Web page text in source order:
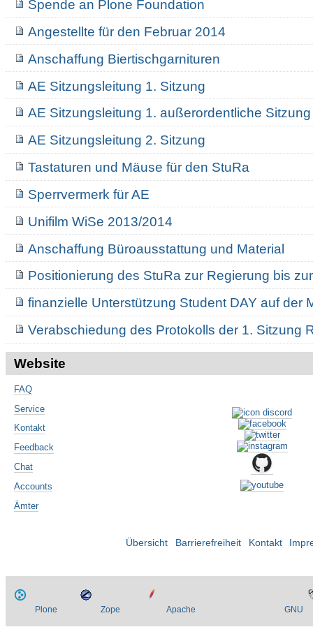
Spende an Plone Foundation
Angestellte für den Februar 2014
Anschaffung Biertischgarnituren
AE Sitzungsleitung 1. Sitzung
AE Sitzungsleitung 1. außerordentliche Sitzung
AE Sitzungsleitung 2. Sitzung
Tastaturen und Mäuse für den StuRa
Sperrvermerk für AE
Unifilm WiSe 2013/2014
Anschaffung Büroausstattung und Material
Positionierung des StuRa zur Regierung bis
finanzielle Unterstützung Student DAY auf der
Verabschiedung des Protokolls der 1. Sitzung
Website
FAQ
Service
Kontakt
Feedback
Chat
Accounts
Ämter
Übersicht Barrierefreiheit Kontakt
Plone Zope Apache GNU